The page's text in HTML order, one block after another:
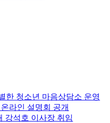
한 청소년 마음상담소 운영
라인 설명회 공개
강석호 이사장 취임